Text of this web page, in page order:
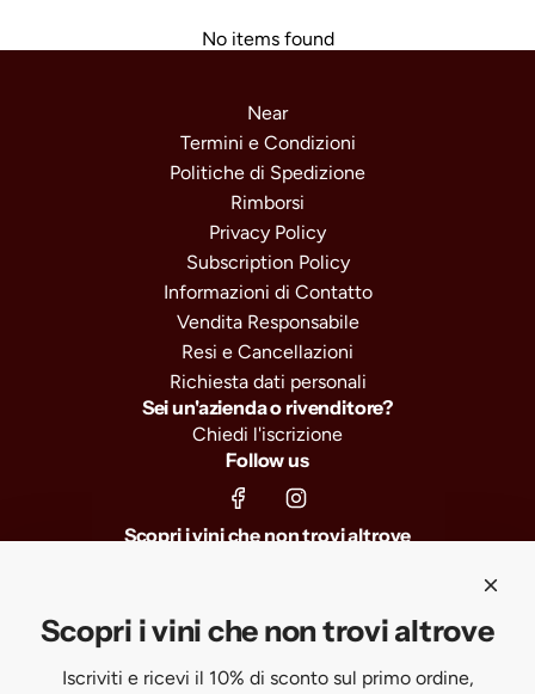
No items found
Near
Termini e Condizioni
Politiche di Spedizione
Rimborsi
Privacy Policy
Subscription Policy
Informazioni di Contatto
Vendita Responsabile
Resi e Cancellazioni
Richiesta dati personali
Sei un'azienda o rivenditore?
Chiedi l'iscrizione
Follow us
Scopri i vini che non trovi altrove
SUBSCRIBE
Scopri i vini che non trovi altrove
Iscriviti e ricevi il 10% di sconto sul primo ordine,